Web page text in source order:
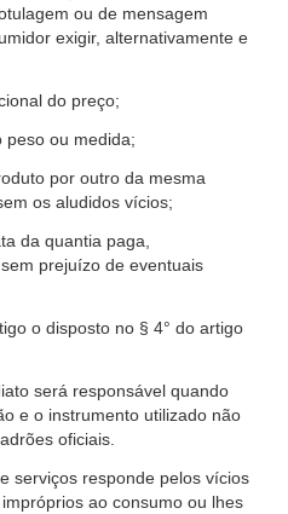
ou de mensagem
exigir, alternativamente e
do preço;
peso ou medida;
por outro da mesma
os aludidos vícios;
da quantia paga,
prejuízo de eventuais
o disposto no § 4° do artigo
será responsável quando
e o instrumento utilizado não
oficiais.
serviços responde pelos vícios
ao consumo ou lhes